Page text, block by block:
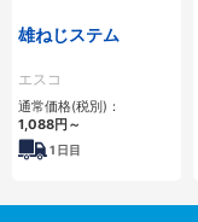
雄ねじステム
エスコ
通常価格(税別)：
1,088円～
1 日目